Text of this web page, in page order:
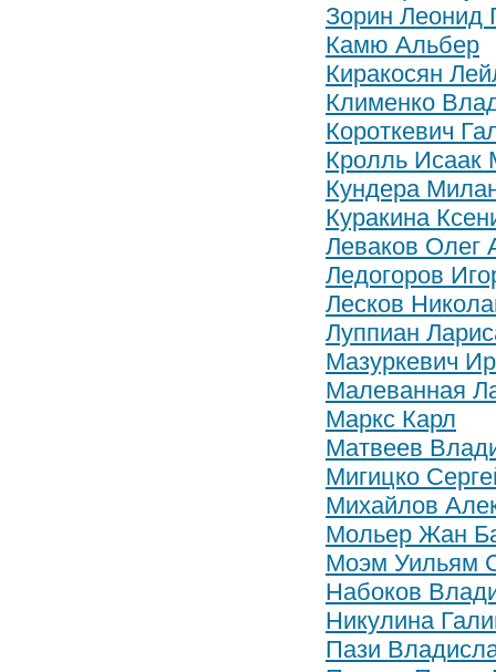
Зорин Леонид
Камю Альбер
Киракосян
Клименко
Короткевич
Кролль Исаак
Кундера
Куракина
Леваков Олег
Ледогоров
Лесков
Луппиан
Мазуркевич
Малеванная
Маркс Карл
Матвеев
Мигицко
Михайлов
Мольер Жан
Моэм Уильям
Набоков
Никулина
Пази